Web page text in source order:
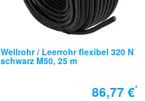
Wellrohr / Leerrohr flexibel 320 N
schwarz M50, 25 m
86,77 €*